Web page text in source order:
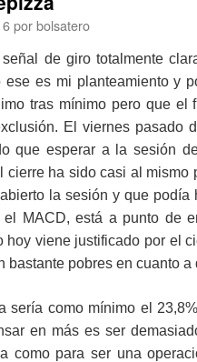
porbolsatero
de giro totalmente
ese es mi planteamiento y
tras mínimo pero que
El viernes pasado
que esperar a la sesión
cierre ha sido casi al mismo
la sesión y que podía
MACD, está a punto de
hoy viene justificado por el
bastante pobres en cuanto a
sería como mínimo el
en más es ser
como para ser una